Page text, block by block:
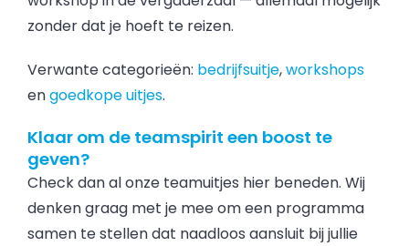
zonder dat je hoeft te reizen.
Verwante categorieën: bedrijfsuitje,workshops
engoedkope uitjes.
Klaar om de teamspirit een boost te
geven?
Check dan al onze teamuitjes hier beneden. Wij
denken graag met je mee om een programma
samen te stellen dat naadloos aansluit bij jullie